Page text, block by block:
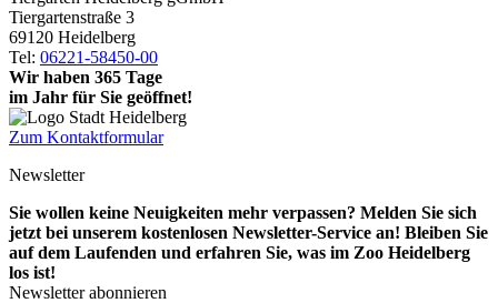
Tiergartenstraße 3
69120 Heidelberg
Tel: 06221-58450-00
Wir haben 365 Tage
im Jahr für Sie geöffnet!
Zum Kontaktformular
Newsletter
Sie wollen keine Neuigkeiten mehr verpassen? Melden Sie sich
jetzt bei unserem kostenlosen Newsletter-Service an! Bleiben Sie
auf dem Laufenden und erfahren Sie, was im Zoo Heidelberg
los ist!
Newsletter abonnieren